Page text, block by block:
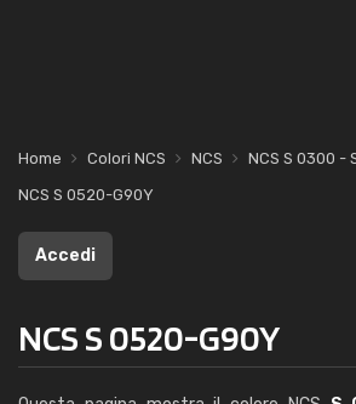
Home Colori NCS NCS
NCS S 0300 -
NCS S 0520-G90Y
Accedi
NCS S 0520-G90Y